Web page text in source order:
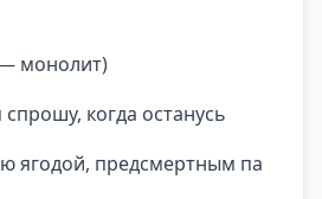
монолит)
когда останусь
ягодой, предсмертным па